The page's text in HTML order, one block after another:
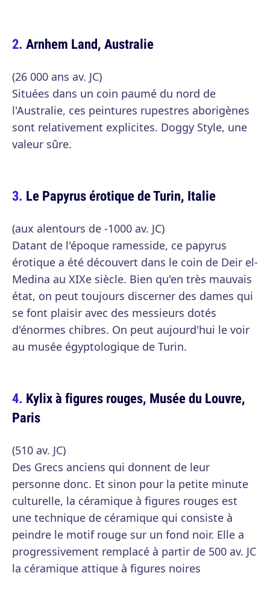
Arnhem Land, Australie
(26 000 ans av. JC)
Situées dans un coin paumé du nord de
l'Australie, ces peintures rupestres aborigènes
sont relativement explicites. Doggy Style, une
valeur sûre.
Le Papyrus érotique de Turin, Italie
(aux alentours de -1000 av. JC)
Datant de l'époque ramesside, ce papyrus
érotique a été découvert dans le coin de Deir el-
Medina au XIXe siècle. Bien qu'en très mauvais
état, on peut toujours discerner des dames qui
se font plaisir avec des messieurs dotés
d'énormes chibres. On peut aujourd'hui le voir
au musée égyptologique de Turin.
Kylix à figures rouges, Musée du Louvre,
Paris
(510 av. JC)
Des Grecs anciens qui donnent de leur
personne donc. Et sinon pour la petite minute
culturelle, la céramique à figures rouges est
une technique de céramique qui consiste à
peindre le motif rouge sur un fond noir. Elle a
progressivement remplacé à partir de 500 av. JC
la céramique attique à figures noires